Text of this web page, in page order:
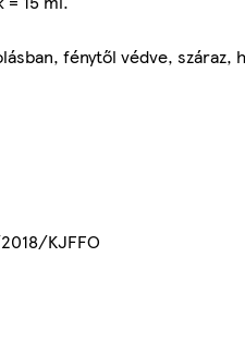
fénytől védve, száraz,
KJFFO